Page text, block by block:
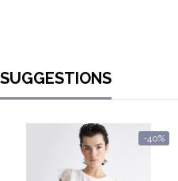
SUGGESTIONS
-40%